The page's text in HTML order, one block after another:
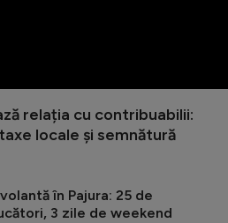
relația cu contribuabilii:
locale și semnătură
în Pajura: 25 de
3 zile de weekend